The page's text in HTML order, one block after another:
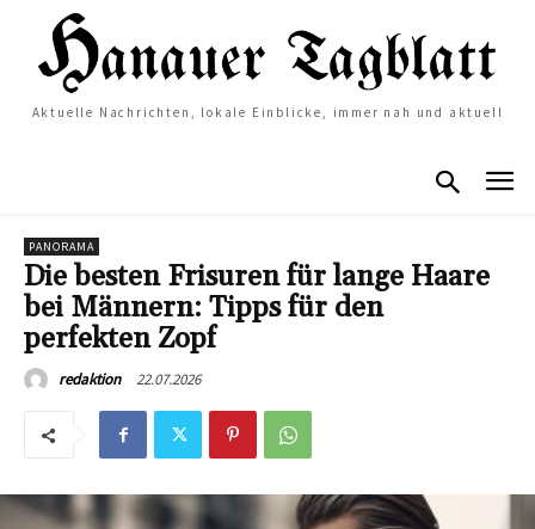
Aktuelle Nachrichten, lokale Einblicke, immer nah und aktuell
PANORAMA
Die besten Frisuren für lange Haare
bei Männern: Tipps für den
perfekten Zopf
redaktion 22.07.2026